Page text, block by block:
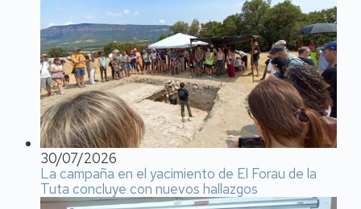
30/07/2026
La campaña en el yacimiento de El Forau de la
Tuta concluye con nuevos hallazgos